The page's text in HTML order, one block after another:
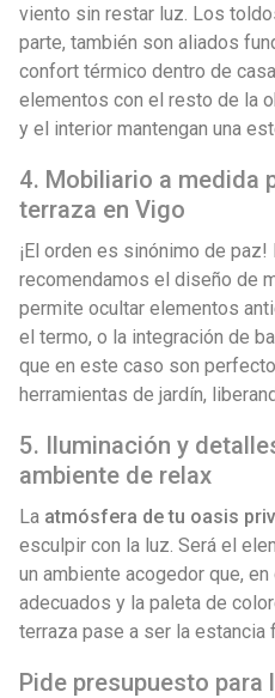
viento sin restar luz. Los
parte, también son aliados
confort térmico dentro de
elementos con el resto de la
y el interior mantengan una
4. Mobiliario a medida
terraza en Vigo
¡El orden es sinónimo de paz!
recomendamos el diseño de
permite ocultar elementos
el termo, o la integración de
que en este caso son
herramientas de jardín,
5. Iluminación y
ambiente de relax
La atmósfera de tu oasis
esculpir con la luz. Será el
un ambiente acogedor que,
adecuados y la paleta de
terraza pase a ser la estancia
Pide presupuesto para